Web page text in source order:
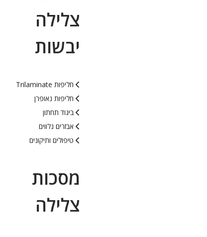
צלילה
יבשות
חליפות Trilaminate
חליפות נאופרן
ביגוד תחתון
אבזרים נלווים
טיפולים ותיקונים
מסכות
צלילה